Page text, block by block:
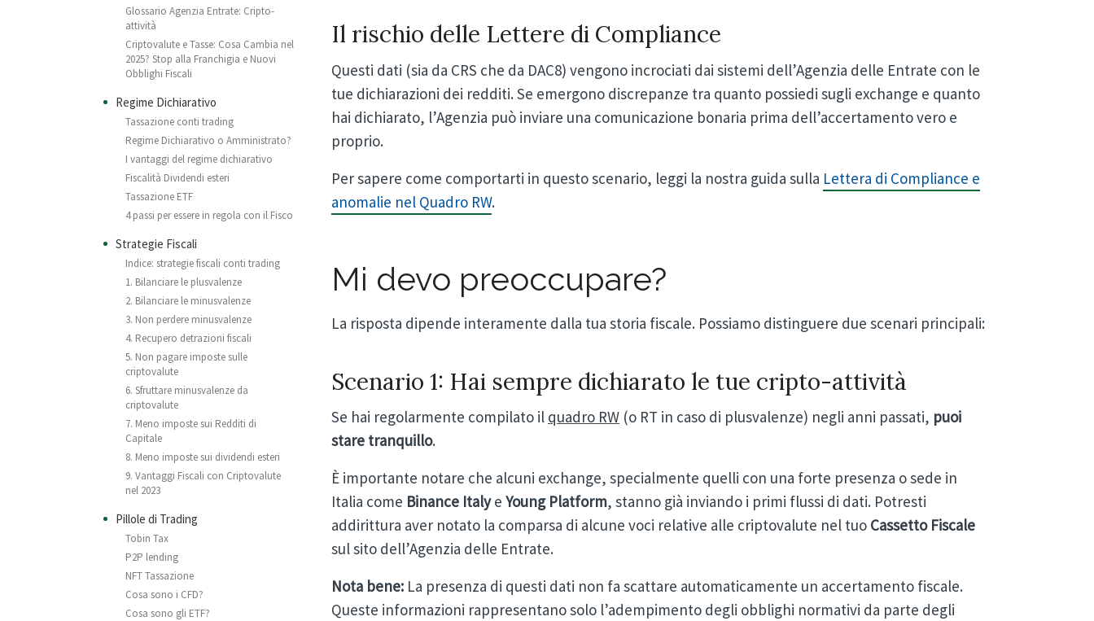
Il rischio delle Lettere di Compliance
Questi dati (sia da CRS che da DAC8) vengono incrociati dai sistemi dell’Agenzia delle Entrate con le
tue dichiarazioni dei redditi. Se emergono discrepanze tra quanto possiedi sugli exchange e quanto
hai dichiarato, l’Agenzia può inviare una comunicazione bonaria prima dell’accertamento vero e
proprio.
Per sapere come comportarti in questo scenario, leggi la nostra guida sulla Lettera di Compliance e
anomalie nel Quadro RW.
Mi devo preoccupare?
La risposta dipende interamente dalla tua storia fiscale. Possiamo distinguere due scenari principali:
Scenario 1: Hai sempre dichiarato le tue cripto-attività
Se hai regolarmente compilato il quadro RW (o RT in caso di plusvalenze) negli anni passati, puoi
stare tranquillo.
È importante notare che alcuni exchange, specialmente quelli con una forte presenza o sede in
Italia come Binance Italye Young Platform, stanno già inviando i primi flussi di dati. Potresti
addirittura aver notato la comparsa di alcune voci relative alle criptovalute nel tuo Cassetto Fiscale
sul sito dell’Agenzia delle Entrate.
Nota bene: La presenza di questi dati non fa scattare automaticamente un accertamento fiscale.
Queste informazioni rappresentano solo l’adempimento degli obblighi normativi da parte degli
Glossario Agenzia Entrate: Cripto-
attività
Criptovalute e Tasse: Cosa Cambia nel
2025? Stop alla Franchigia e Nuovi
Obblighi Fiscali
Regime Dichiarativo
Tassazione conti trading
Regime Dichiarativo o Amministrato?
I vantaggi del regime dichiarativo
Fiscalità Dividendi esteri
Tassazione ETF
4 passi per essere in regola con il Fisco
Strategie Fiscali
Indice: strategie fiscali conti trading
1. Bilanciare le plusvalenze
2. Bilanciare le minusvalenze
3. Non perdere minusvalenze
4. Recupero detrazioni fiscali
5. Non pagare imposte sulle
criptovalute
6. Sfruttare minusvalenze da
criptovalute
7. Meno imposte sui Redditi di
Capitale
8. Meno imposte sui dividendi esteri
9. Vantaggi Fiscali con Criptovalute
nel 2023
Pillole di Trading
Tobin Tax
P2P lending
NFT Tassazione
Cosa sono i CFD?
Cosa sono gli ETF?